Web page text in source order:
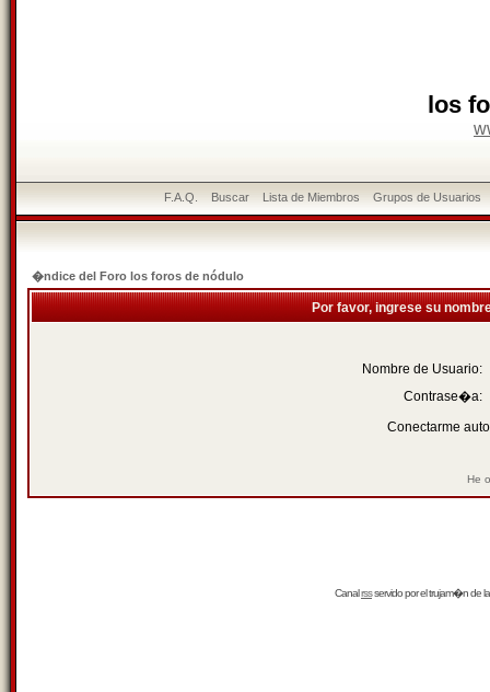
los
F.A.Q. Buscar Lista de Miembros Grupos de Usuarios
�ndice del Foro los foros de nódulo
Por favor, ingrese su
Nombre de Usuario:
Contrase�a:
Conectarme
He
Canalrssservido por eltrujam�nde